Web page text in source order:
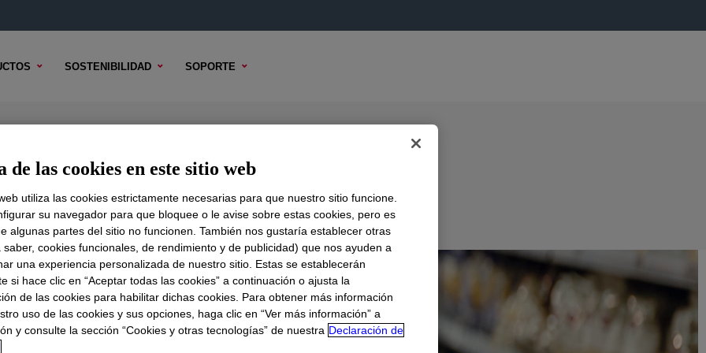
SOSTENIBILIDAD SOPORTE
Resin
TÉCNICO OPCIONES DE MUESTRA OPCIONES DE COMPRA
de las cookies en este sitio web
utiliza las cookies estrictamente necesarias para que nuestro sitio funcione.
su navegador para que bloquee o le avise sobre estas cookies, pero es
algunas partes del sitio no funcionen. También nos gustaría establecer otras
saber, cookies funcionales, de rendimiento y de publicidad) que nos ayuden a
una experiencia personalizada de nuestro sitio. Estas se establecerán
si hace clic en “Aceptar todas las cookies” a continuación o ajusta la
de las cookies para habilitar dichas cookies. Para obtener más información
uso de las cookies y sus opciones, haga clic en “Ver más información” a
y consulte la sección “Cookies y otras tecnologías” de nuestra Declaración de